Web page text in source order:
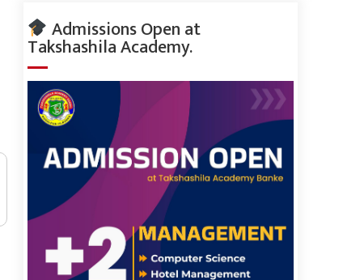
Admissions Open at
Takshashila Academy.